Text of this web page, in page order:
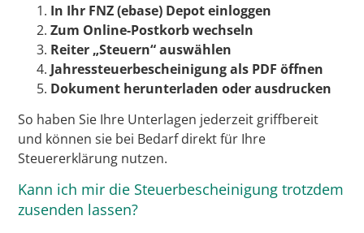
In Ihr FNZ (ebase) Depot einloggen
Zum Online-Postkorb wechseln
Reiter „Steuern“ auswählen
Jahressteuerbescheinigung als PDF öffnen
Dokument herunterladen oder ausdrucken
So haben Sie Ihre Unterlagen jederzeit griffbereit
und können sie bei Bedarf direkt für Ihre
Steuererklärung nutzen.
Kann ich mir die Steuerbescheinigung trotzdem
zusenden lassen?